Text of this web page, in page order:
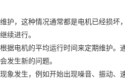
护，这种情况通常都是电机已经损
续进行。
据电机的平均运行时间来定期维护
发生新的问题。
象发生，例如开始出现噪音、振动